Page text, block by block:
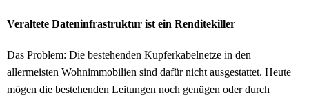
Veraltete Dateninfrastruktur ist ein Renditekiller
Das Problem: Die bestehenden Kupferkabelnetze in den
allermeisten Wohnimmobilien sind dafür nicht ausgestattet. Heute
mögen die bestehenden Leitungen noch genügen oder durch